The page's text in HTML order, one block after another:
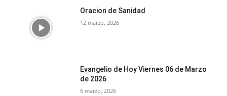
Oracion de Sanidad
12 marzo, 2026
Evangelio de Hoy Viernes 06 de Marzo
de 2026
6 marzo, 2026